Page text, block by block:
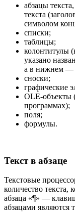
абзацы
текста
символом
списки;
таблицы;
колонтитулы
указано
а в нижнем —
сноски;
графические
OLE-объекты
программах);
поля;
формулы.
Текст в абзаце
Текстовые
количество текста,
абзаца «¶» —
абзацами являются